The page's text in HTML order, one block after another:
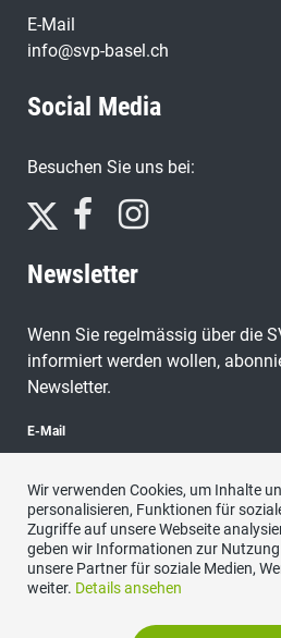
E-Mail
info@svp-basel.ch
Social Media
Besuchen Sie uns bei:
Newsletter
Wenn Sie regelmässig über die
informiert werden wollen,
Newsletter.
E-Mail
abonnieren
Wir verwenden Cookies, um Inhalte
personalisieren, Funktionen für
Zugriffe auf unsere Webseite
geben wir Informationen zur Nutzung
unsere Partner für soziale Medien,
weiter. Details ansehen